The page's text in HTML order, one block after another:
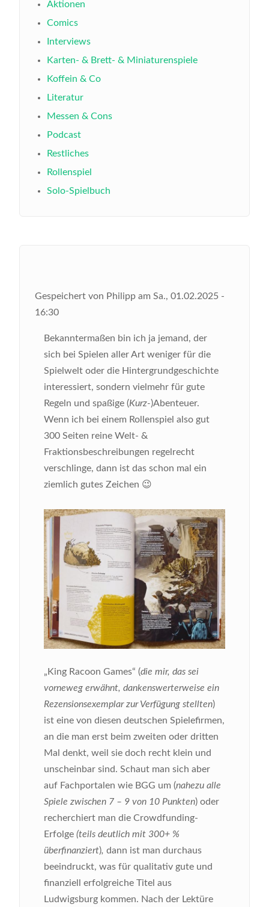
Aktionen
Comics
Interviews
Karten- & Brett- & Miniaturenspiele
Koffein & Co
Literatur
Messen & Cons
Podcast
Restliches
Rollenspiel
Solo-Spielbuch
Gespeichert von Philipp am Sa., 01.02.2025 -
16:30
Bekanntermaßen bin ich ja jemand, der
sich bei Spielen aller Art weniger für die
Spielwelt oder die Hintergrundgeschichte
interessiert, sondern vielmehr für gute
Regeln und spaßige (Kurz-)Abenteuer.
Wenn ich bei einem Rollenspiel also gut
300 Seiten reine Welt- &
Fraktionsbeschreibungen regelrecht
verschlinge, dann ist das schon mal ein
ziemlich gutes Zeichen 😉
Bild
„King Racoon Games“ (die mir, das sei
vorneweg erwähnt, dankenswerterweise ein
Rezensionsexemplar zur Verfügung stellten)
ist eine von diesen deutschen Spielefirmen,
an die man erst beim zweiten oder dritten
Mal denkt, weil sie doch recht klein und
unscheinbar sind. Schaut man sich aber
auf Fachportalen wie BGG um (nahezu alle
Spiele zwischen 7 – 9 von 10 Punkten) oder
recherchiert man die Crowdfunding-
Erfolge (teils deutlich mit 300+ %
überfinanziert), dann ist man durchaus
beeindruckt, was für qualitativ gute und
finanziell erfolgreiche Titel aus
Ludwigsburg kommen. Nach der Lektüre